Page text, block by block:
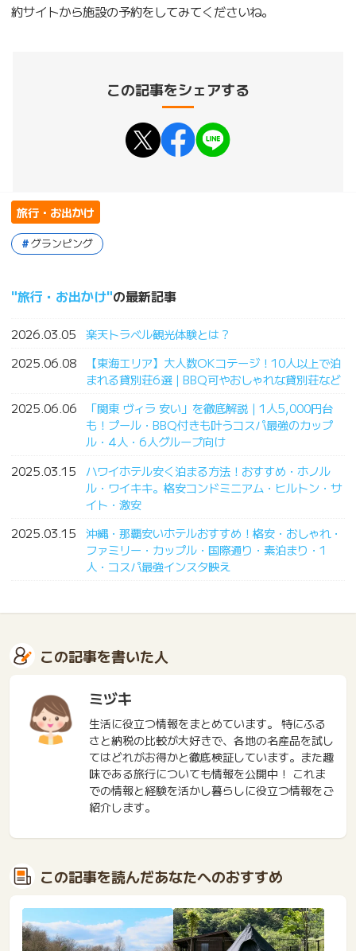
約サイトから施設の予約をしてみてくださいね。
この記事をシェアする
旅行・お出かけ
グランピング
旅行・お出かけ の最新記事
2026.03.05
楽天トラベル観光体験とは？
2025.06.08
【東海エリア】大人数OKコテージ！10人以上で泊
まれる貸別荘6選｜BBQ可やおしゃれな貸別荘など
2025.06.06
「関東 ヴィラ 安い」を徹底解説｜1人5,000円台
も！プール・BBQ付きも叶うコスパ最強のカップ
ル・4人・6人グループ向け
2025.03.15
ハワイホテル安く泊まる方法！おすすめ・ホノル
ル・ワイキキ。格安コンドミニアム・ヒルトン・サ
イト・激安
2025.03.15
沖縄・那覇安いホテルおすすめ！格安・おしゃれ・
ファミリー・カップル・国際通り・素泊まり・1
人・コスパ最強インスタ映え
この記事を書いた人
ミヅキ
生活に役立つ情報をまとめています。 特にふる
さと納税の比較が大好きで、各地の名産品を試し
てはどれがお得かと徹底検証しています。また趣
味である旅行についても情報を公開中！ これま
での情報と経験を活かし暮らしに役立つ情報をご
紹介します。
この記事を読んだあなたへのおすすめ